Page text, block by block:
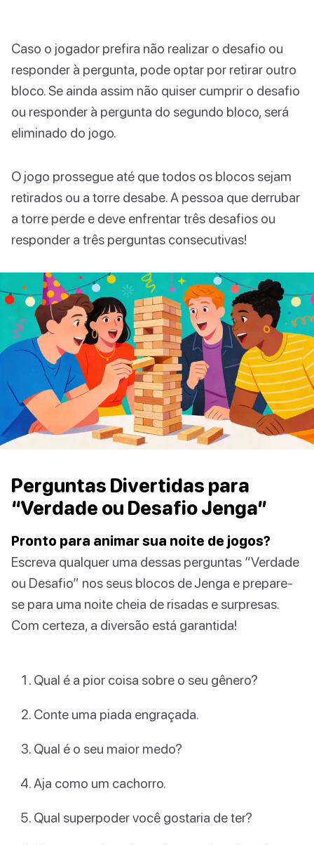
Caso o jogador prefira não realizar o desafio ou
responder à pergunta, pode optar por retirar outro
bloco. Se ainda assim não quiser cumprir o desafio
ou responder à pergunta do segundo bloco, será
eliminado do jogo.
O jogo prossegue até que todos os blocos sejam
retirados ou a torre desabe. A pessoa que derrubar
a torre perde e deve enfrentar três desafios ou
responder a três perguntas consecutivas!
Perguntas Divertidas para
“Verdade ou Desafio Jenga”
Pronto para animar sua noite de jogos?
Escreva qualquer uma dessas perguntas “Verdade
ou Desafio” nos seus blocos de Jenga e prepare-
se para uma noite cheia de risadas e surpresas.
Com certeza, a diversão está garantida!
Qual é a pior coisa sobre o seu gênero?
Conte uma piada engraçada.
Qual é o seu maior medo?
Aja como um cachorro.
Qual superpoder você gostaria de ter?